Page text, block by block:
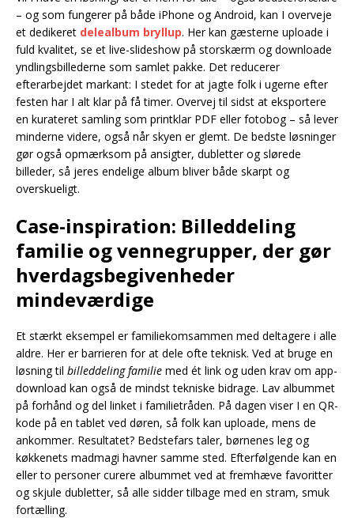
– og som fungerer på både iPhone og Android, kan I overveje
et dedikeret delealbum bryllup. Her kan gæsterne uploade i
fuld kvalitet, se et live-slideshow på storskærm og downloade
yndlingsbillederne som samlet pakke. Det reducerer
efterarbejdet markant: I stedet for at jagte folk i ugerne efter
festen har I alt klar på få timer. Overvej til sidst at eksportere
en kurateret samling som printklar PDF eller fotobog – så lever
minderne videre, også når skyen er glemt. De bedste løsninger
gør også opmærksom på ansigter, dubletter og slørede
billeder, så jeres endelige album bliver både skarpt og
overskueligt.
Case-inspiration: Billeddeling
familie og vennegrupper, der gør
hverdagsbegivenheder
mindeværdige
Et stærkt eksempel er familiekomsammen med deltagere i alle
aldre. Her er barrieren for at dele ofte teknisk. Ved at bruge en
løsning til billeddeling familie med ét link og uden krav om app-
download kan også de mindst tekniske bidrage. Lav albummet
på forhånd og del linket i familietråden. På dagen viser I en QR-
kode på en tablet ved døren, så folk kan uploade, mens de
ankommer. Resultatet? Bedstefars taler, børnenes leg og
køkkenets madmagi havner samme sted. Efterfølgende kan en
eller to personer curere albummet ved at fremhæve favoritter
og skjule dubletter, så alle sidder tilbage med en stram, smuk
fortælling.